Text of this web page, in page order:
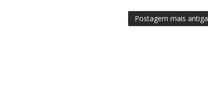
Postagem mais antiga